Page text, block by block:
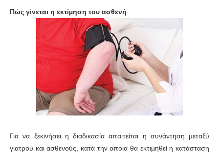
Πώς γίνεται η εκτίµηση του ασθενή
Για να ξεκινήσει η διαδικασία απαιτείται η συνάντηση µεταξύ
γιατρού και ασθενούς, κατά την οποία θα εκτιµηθεί η κατάσταση